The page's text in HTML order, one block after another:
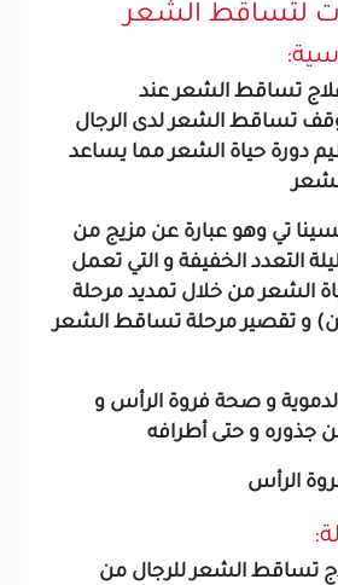
لتساقط الشعر
علاج تساقط الشعر عند
تساقط الشعر لدى الرجال
دورة حياة الشعر مما يساعد
تي وهو عبارة عن مزيج من
التعدد الخفيفة و التي تعمل
الشعر من خلال تمديد مرحلة
و تقصير مرحلة تساقط الشعر
و صحة فروة الرأس و
جذوره و حتى أطرافه
الرأس
تساقط الشعر للرجال من